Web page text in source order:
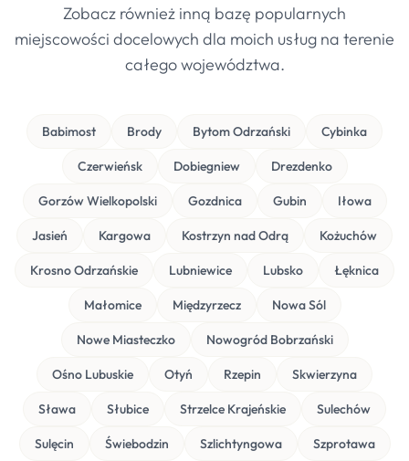
Zobacz również inną bazę popularnych
miejscowości docelowych dla moich usług na terenie
całego województwa.
Babimost Brody Bytom Odrzański Cybinka
Czerwieńsk Dobiegniew Drezdenko
Gorzów Wielkopolski Gozdnica Gubin Iłowa
Jasień Kargowa Kostrzyn nad Odrą Kożuchów
Krosno Odrzańskie Lubniewice Lubsko Łęknica
Małomice Międzyrzecz Nowa Sól
Nowe Miasteczko Nowogród Bobrzański
Ośno Lubuskie Otyń Rzepin Skwierzyna
Sława Słubice Strzelce Krajeńskie Sulechów
Sulęcin Świebodzin Szlichtyngowa Szprotawa